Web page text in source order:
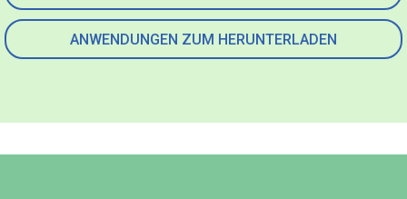
ANWENDUNGEN ZUM HERUNTERLADEN